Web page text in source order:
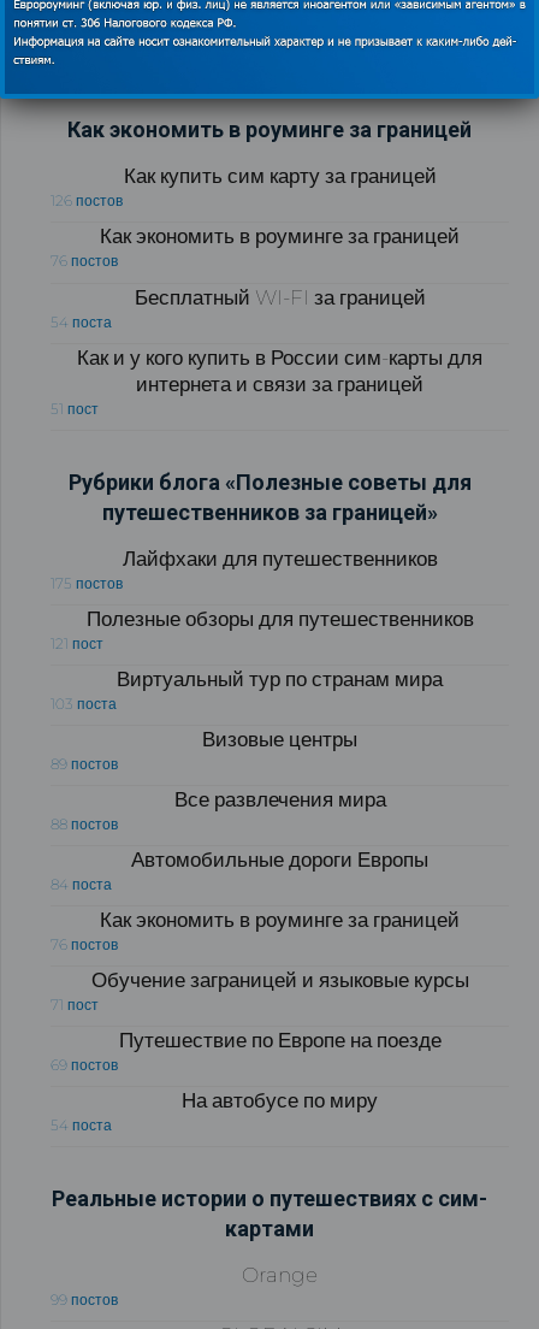
Как экономить в роуминге за границей
Как купить сим карту за границей
126 постов
Как экономить в роуминге за границей
76 постов
Бесплатный WI-FI за границей
54 поста
Как и у кого купить в России сим-карты для
интернета и связи за границей
51 пост
Рубрики блога «Полезные советы для
путешественников за границей»
Лайфхаки для путешественников
175 постов
Полезные обзоры для путешественников
121 пост
Виртуальный тур по странам мира
103 поста
Визовые центры
89 постов
Все развлечения мира
88 постов
Автомобильные дороги Европы
84 поста
Как экономить в роуминге за границей
76 постов
Обучение заграницей и языковые курсы
71 пост
Путешествие по Европе на поезде
69 постов
На автобусе по миру
54 поста
Реальные истории о путешествиях с сим-
картами
Orange
99 постов